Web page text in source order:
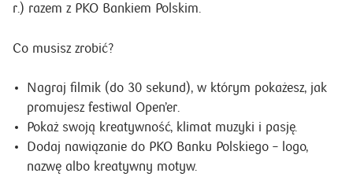
r.) razem z PKO Bankiem Polskim.
Co musisz zrobić?
Nagraj filmik (do 30 sekund), w którym pokażesz, jak
promujesz festiwal Open’er.
Pokaż swoją kreatywność, klimat muzyki i pasję.
Dodaj nawiązanie do PKO Banku Polskiego – logo,
nazwę albo kreatywny motyw.